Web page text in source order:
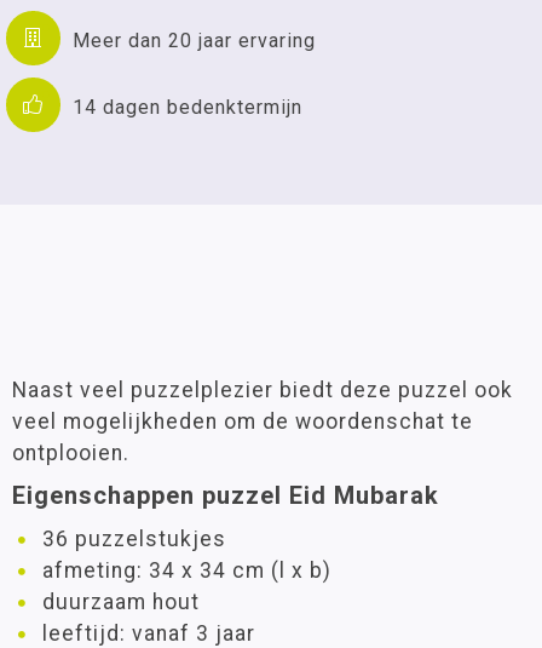
Meer dan 20 jaar ervaring
14 dagen bedenktermijn
Naast veel puzzelplezier biedt deze puzzel ook
veel mogelijkheden om de woordenschat te
ontplooien.
Eigenschappen puzzel Eid Mubarak
36 puzzelstukjes
afmeting: 34 x 34 cm (l x b)
duurzaam hout
leeftijd: vanaf 3 jaar